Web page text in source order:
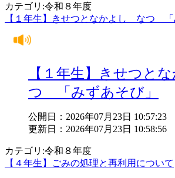
カテゴリ:令和８年度
【１年生】きせつとなかよし なつ 「
【１年生】きせつと
つ 「みずあそび」
公開日：2026年07月23日 10:57:23
更新日：2026年07月23日 10:58:56
カテゴリ:令和８年度
【４年生】ごみの処理と再利用について